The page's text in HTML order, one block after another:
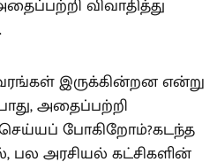
விவாதித்து
இருக்கின்றன என்று
அதைப்பற்றி
போகிறோம்?கடந்த
பல அரசியல் கட்சிகளின்